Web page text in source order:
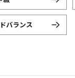
バランス